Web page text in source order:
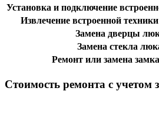
Установка и подключение
Извлечение встроенной
Замена дверцы
Замена стекла
Ремонт или замена
Стоимость ремонта с учетом